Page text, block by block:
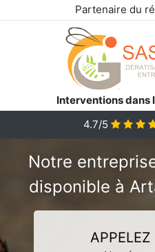
Partenaire du
Interventions
4.7/5
Notre
disponible à